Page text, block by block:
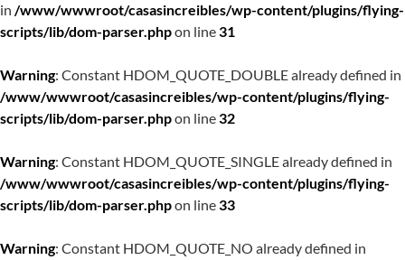
in /www/wwwroot/casasincreibles/wp-content/plugins/flying-
scripts/lib/dom-parser.phpon line31
Warning: Constant HDOM_QUOTE_DOUBLE already defined in
/www/wwwroot/casasincreibles/wp-content/plugins/flying-
scripts/lib/dom-parser.phpon line32
Warning: Constant HDOM_QUOTE_SINGLE already defined in
/www/wwwroot/casasincreibles/wp-content/plugins/flying-
scripts/lib/dom-parser.phpon line33
Warning: Constant HDOM_QUOTE_NO already defined in